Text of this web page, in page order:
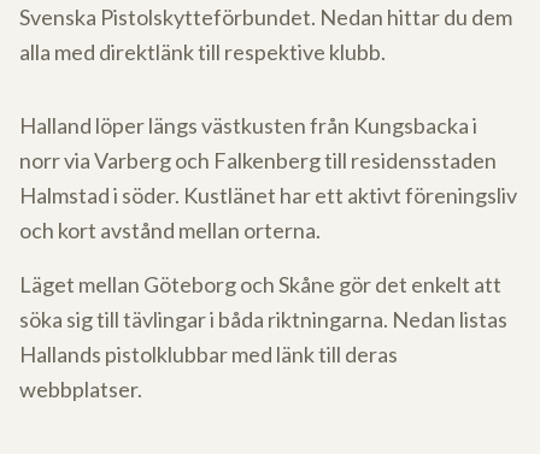
Svenska Pistolskytteförbundet. Nedan hittar du dem
alla med direktlänk till respektive klubb.
Halland löper längs västkusten från Kungsbacka i
norr via Varberg och Falkenberg till residensstaden
Halmstad i söder. Kustlänet har ett aktivt föreningsliv
och kort avstånd mellan orterna.
Läget mellan Göteborg och Skåne gör det enkelt att
söka sig till tävlingar i båda riktningarna. Nedan listas
Hallands pistolklubbar med länk till deras
webbplatser.